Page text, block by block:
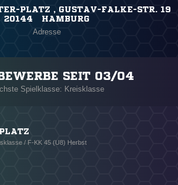
PLATZ , GUSTAV-FALKE-STR. 19
20144 HAMBURG
Adresse
SEIT 03/04
Spielklasse: Kreisklasse
/ F-KK 45 (U8) Herbst